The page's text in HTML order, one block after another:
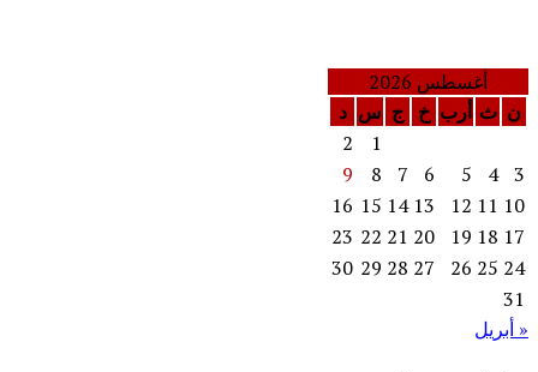
أغسطس 2026
ن ث أرب خ ج س د
1
2
3
4
5
6
7
8
9
10
11
12
13
14
15
16
17
18
19
20
21
22
23
24
25
26
27
28
29
30
31
« أبريل